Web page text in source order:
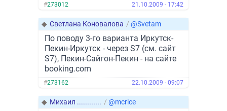
#273012 21.10.2009 - 17:42
◆ Светлана Коновалова / @Svetam
По поводу 3-го варианта Иркутск-
Пекин-Иркутск - через S7 (см. сайт
S7), Пекин-Сайгон-Пекин - на сайте
booking.com
#273162 22.10.2009 - 09:07
◆ Михаил ............ / @mcrice